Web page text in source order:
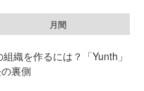
月間
織を作るには？「Yunth」
裏側